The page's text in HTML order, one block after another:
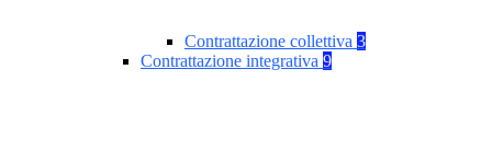
Contrattazione collettiva 3
Contrattazione integrativa 9